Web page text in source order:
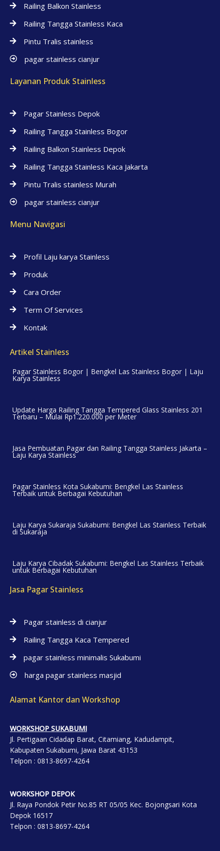
Railing Balkon Stainless
Railing Tangga Stainless Kaca
Pintu Tralis stainless
pagar stainless cianjur
Layanan Produk Stainless
Pagar Stainless Depok
Railing Tangga Stainless Bogor
Railing Balkon Stainless Depok
Railing Tangga Stainless Kaca Jakarta
Pintu Tralis stainless Murah
pagar stainless cianjur
Menu Navigasi
Profil Laju karya Stainless
Produk
Cara Order
Term Of Services
Kontak
Artikel Stainless
Pagar Stainless Bogor | Bengkel Las Stainless Bogor | Laju
Karya Stainless
Update Harga Railing Tangga Tempered Glass Stainless 201
Terbaru – Mulai Rp1.220.000 per Meter
Jasa Pembuatan Pagar dan Railing Tangga Stainless Jakarta –
Laju Karya Stainless
Pagar Stainless Kota Sukabumi: Bengkel Las Stainless
Terbaik untuk Berbagai Kebutuhan
Laju Karya Sukaraja Sukabumi: Bengkel Las Stainless Terbaik
di Sukaraja
Laju Karya Cibadak Sukabumi: Bengkel Las Stainless Terbaik
untuk Berbagai Kebutuhan
Jasa Pagar Stainless
Pagar stainless di cianjur
Railing Tangga Kaca Tempered
pagar stainless minimalis Sukabumi
harga pagar stainless masjid
Alamat Kantor dan Workshop
WORKSHOP SUKABUMI
Jl. Pertigaan Cidadap Barat, Citamiang, Kadudampit,
Kabupaten Sukabumi, Jawa Barat 43153
Telpon : 0813-8697-4264
WORKSHOP DEPOK
Jl. Raya Pondok Petir No.85 RT 05/05 Kec. Bojongsari Kota
Depok 16517
Telpon : 0813-8697-4264